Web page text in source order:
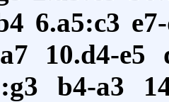
6.a5:c3
10.d4-e5
b4-a3